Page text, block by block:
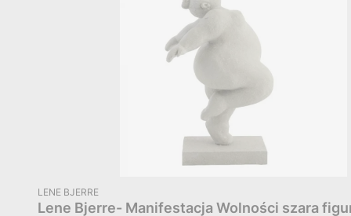
PRODUCENT
LENE BJERRE
Lene Bjerre- Manifestacja Wolności szara